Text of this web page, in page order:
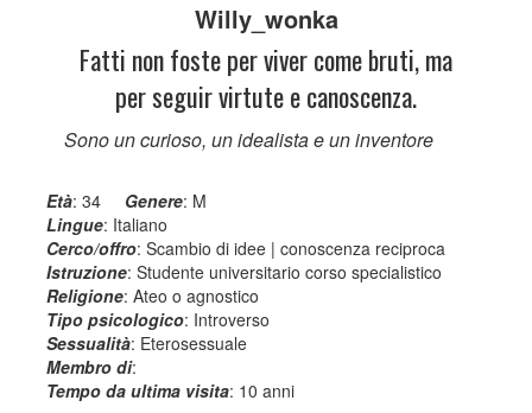
Willy_wonka
Fatti non foste per viver come bruti, ma
per seguir virtute e canoscenza.
Sono un curioso, un idealista e un inventore
Età: 34 Genere: M
Lingue: Italiano
Cerco/offro: Scambio di idee | conoscenza reciproca
Istruzione: Studente universitario corso specialistico
Religione: Ateo o agnostico
Tipo psicologico: Introverso
Sessualità: Eterosessuale
Membro di:
Tempo da ultima visita: 10 anni